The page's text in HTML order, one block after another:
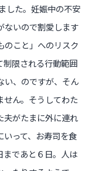
した。妊娠中の不安
ないので割愛します
のこと」へのリスク
制限される行動範囲
い、のですが、そん
せん。そうしてわた
夫がたまに外に連れ
いって、お寿司を食
まであと６日。人は